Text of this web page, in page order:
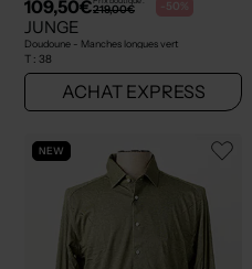
109,50€219,00€ -50%
JUNGE
Doudoune - Manches longues vert
T : 38
ACHAT EXPRESS
NEW